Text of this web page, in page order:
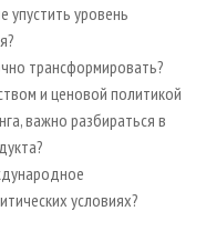
упустить уровень
трансформировать?
и ценовой политикой
важно разбираться в
условиях?